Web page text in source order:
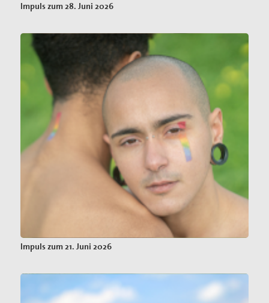
Impuls zum 28. Juni 2026
Impuls zum 21. Juni 2026